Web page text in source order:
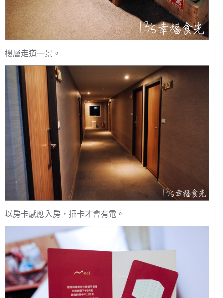
樓層走道一景。
以房卡感應入房，插卡才會有電。